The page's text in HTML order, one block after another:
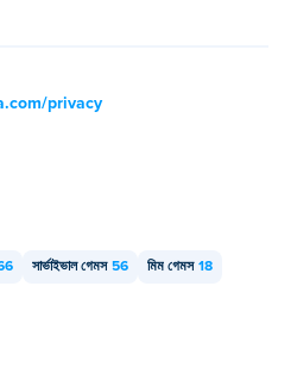
privacy
সার্ভাইভাল গেমস 56 মিম গেমস 18